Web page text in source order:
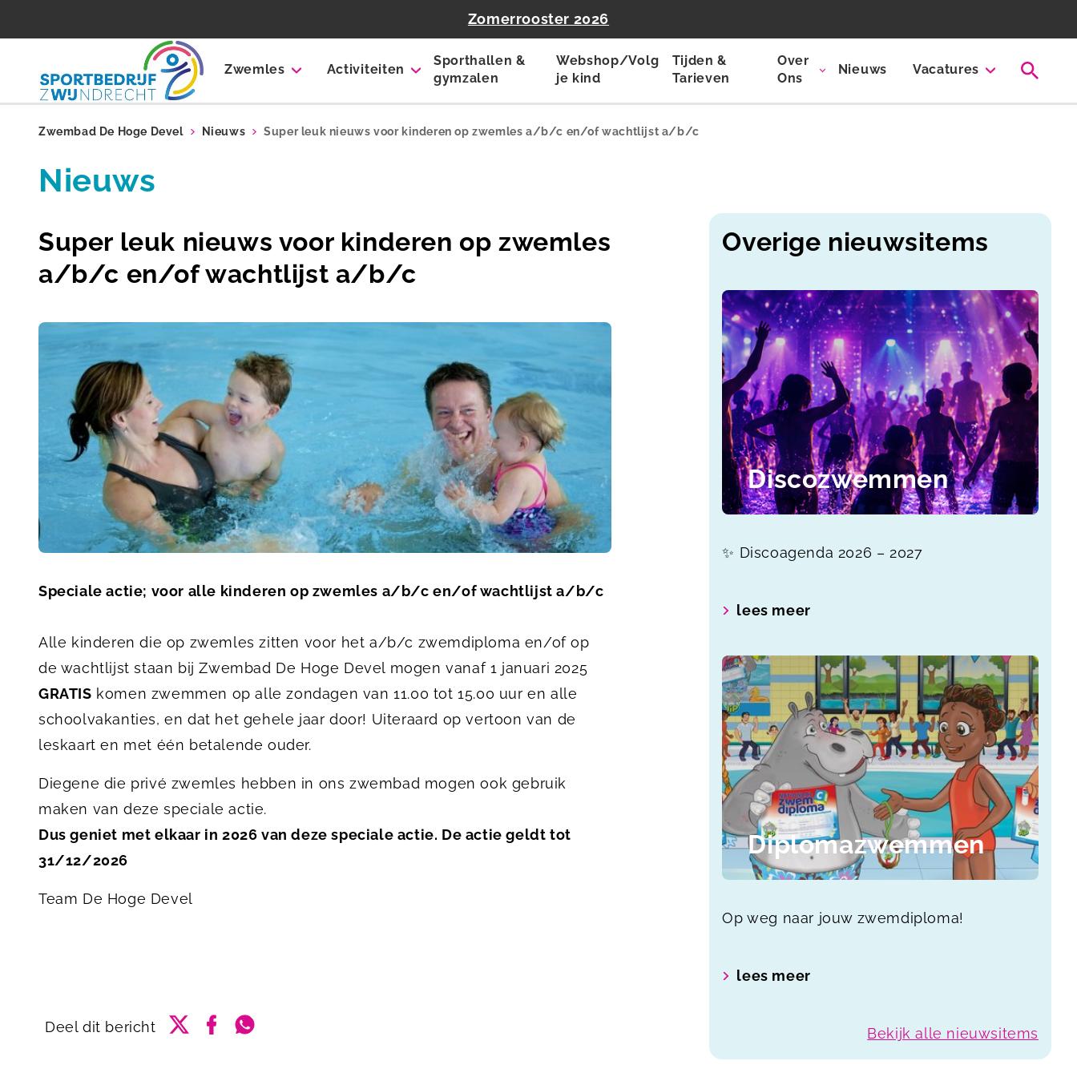
Zomerrooster 2026
Zwemles Activiteiten
Sporthallen &
gymzalen
Webshop/Volg
je kind
Tijden &
Tarieven
Over
Ons
Nieuws Vacatures
Zwembad De Hoge Devel Nieuws Super leuk nieuws voor kinderen op zwemles a/b/c en/of wachtlijst a/b/c
Nieuws
Super leuk nieuws voor kinderen op zwemles
a/b/c en/of wachtlijst a/b/c
Speciale actie; voor alle kinderen op zwemles a/b/c en/of wachtlijst a/b/c
Alle kinderen die op zwemles zitten voor het a/b/c zwemdiploma en/of op
de wachtlijst staan bij Zwembad De Hoge Devel mogen vanaf 1 januari 2025
GRATIS komen zwemmen op alle zondagen van 11.00 tot 15.00 uur en alle
schoolvakanties, en dat het gehele jaar door! Uiteraard op vertoon van de
leskaart en met één betalende ouder.
Diegene die privé zwemles hebben in ons zwembad mogen ook gebruik
maken van deze speciale actie.
Dus geniet met elkaar in 2026 van deze speciale actie. De actie geldt tot
31/12/2026
Team De Hoge Devel
Deel dit bericht Delen via Twitter
Delen via Facebook
Delen via Whatsapp
Overige nieuwsitems
Discozwemmen
✨ Discoagenda 2026 – 2027
lees meer
Diplomazwemmen
Op weg naar jouw zwemdiploma!
lees meer
Bekijk alle nieuwsitems